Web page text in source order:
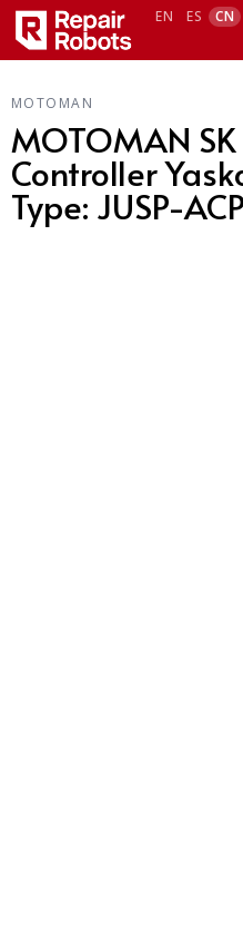
EN ES CN
MOTOMAN
MOTOMAN
Controller
Type: JUSP-